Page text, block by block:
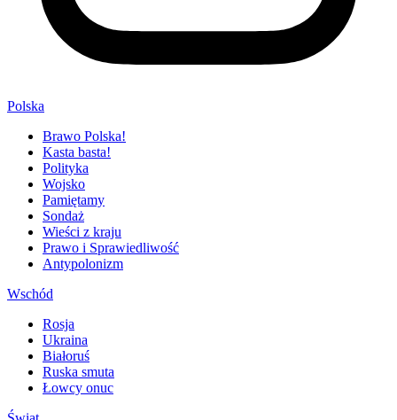
Polska
Brawo Polska!
Kasta basta!
Polityka
Wojsko
Pamiętamy
Sondaż
Wieści z kraju
Prawo i Sprawiedliwość
Antypolonizm
Wschód
Rosja
Ukraina
Białoruś
Ruska smuta
Łowcy onuc